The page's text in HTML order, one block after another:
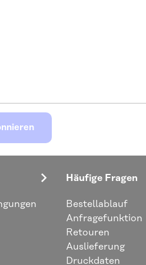
Häufige Fragen
Bestellablauf
Anfragefunktion
Retouren
Auslieferung
Druckdaten